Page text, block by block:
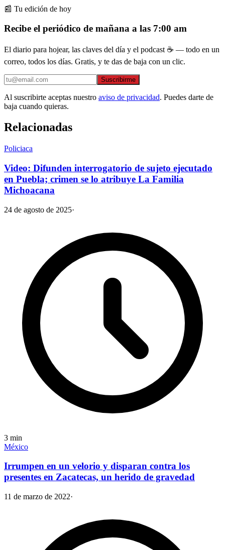
📰 Tu edición de hoy
Recibe el periódico de mañana a las 7:00 am
El diario para hojear, las claves del día y el podcast ☕ — todo en un
correo, todos los días. Gratis, y te das de baja con un clic.
Suscribirme
Al suscribirte aceptas nuestro aviso de privacidad. Puedes darte de
baja cuando quieras.
Relacionadas
Policiaca
Video: Difunden interrogatorio de sujeto ejecutado
en Puebla; crimen se lo atribuye La Familia
Michoacana
24 de agosto de 2025·
3 min
México
Irrumpen en un velorio y disparan contra los
presentes en Zacatecas, un herido de gravedad
11 de marzo de 2022·